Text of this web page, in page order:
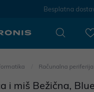
Besplatna
Računalna periferija
i miš Bežična,